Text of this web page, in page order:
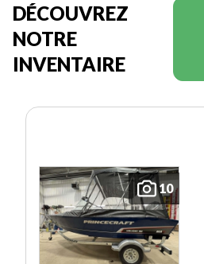
DÉCOUVREZ
NOTRE
INVENTAIRE
10